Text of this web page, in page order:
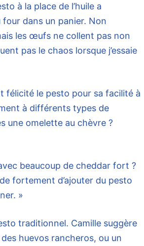
à la place de l’huile a
dans un panier. Non
les œufs ne collent pas non
pas le chaos lorsque j’essaie
félicité le pesto pour sa facilité à
à différents types de
une omelette au chèvre ?
beaucoup de cheddar fort ?
fortement d’ajouter du pesto
»
traditionnel. Camille suggère
huevos rancheros, ou un